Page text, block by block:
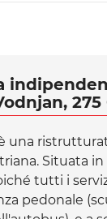
una
Situata
tutti i
pedonale